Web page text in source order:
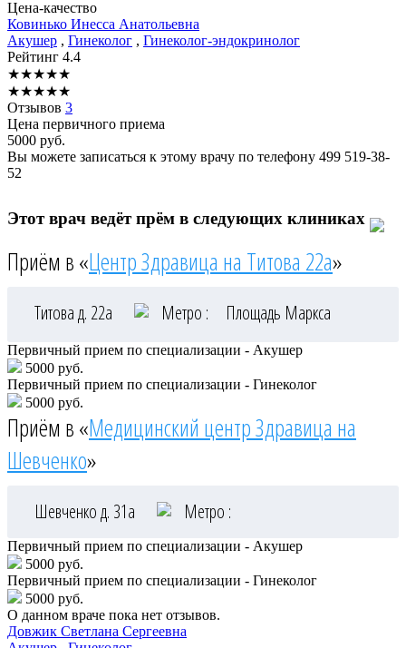
Цена-качество
Ковинько Инесса Анатольевна
Акушер , Гинеколог , Гинеколог-эндокринолог
Рейтинг 4.4
★★★★★
★★★★★
Отзывов 3
Цена первичного приема
5000 руб.
Вы можете записаться к этому врачу по телефону 499 519-38-
52
Этот врач ведёт прём в следующих клиниках
Приём в «Центр Здравица на Титова 22а»
Титова д. 22а Метро : Площадь Маркса
Первичный прием по специализации - Акушер
5000 руб.
Первичный прием по специализации - Гинеколог
5000 руб.
Приём в «Медицинский центр Здравица на
Шевченко»
Шевченко д. 31а Метро :
Первичный прием по специализации - Акушер
5000 руб.
Первичный прием по специализации - Гинеколог
5000 руб.
О данном враче пока нет отзывов.
Довжик Светлана Сергеевна